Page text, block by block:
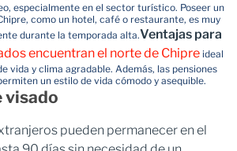
especialmente en el sector turístico. Poseer un
como un hotel, café o restaurante, es muy
durante la temporada alta.Ventajas para
encuentran el norte de Chipre ideal
vida y clima agradable. Además, las pensiones
un estilo de vida cómodo y asequible.
visado
pueden permanecer en el